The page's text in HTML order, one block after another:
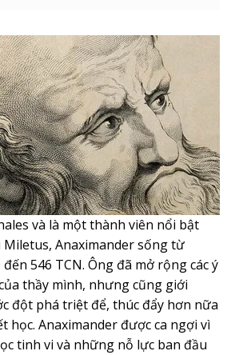
và là một thành viên nổi bật
Anaximander sống từ
546 TCN. Ông đã mở rộng các ý
thầy mình, nhưng cũng giới
đột phá triệt để, thúc đẩy hơn nữa
học. Anaximander được ca ngợi vì
tinh vi và những nỗ lực ban đầu